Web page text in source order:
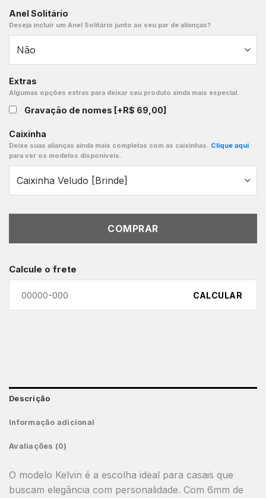
Anel Solitário
Deseja incluir um Anel Solitário junto ao seu par de alianças?
Extras
Algumas opções extras para deixar seu produto ainda mais especial.
Gravação de nomes [+R$ 69,00]
Caixinha
Deixe suas alianças ainda mais completas com as caixinhas. Clique aqui
para ver os modelos disponíveis.
COMPRAR
Calcule o frete
CALCULAR
Descrição
Informação adicional
Avaliações (0)
O modelo Kelvin é a escolha ideal para casais que
buscam elegância com personalidade. Com 6mm de